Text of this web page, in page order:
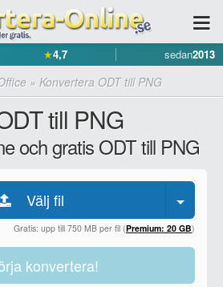
★4,7 sedan2013
» Konvertera ODT till PNG
till PNG
och gratis ODT till PNG
Välj fil
Gratis: upp till 750 MB per fil (Premium: 20 GB)
konvertera!